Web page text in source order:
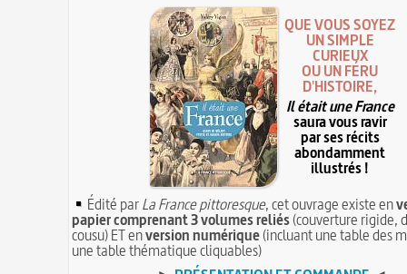
QUE VOUS SOYEZ
UN SIMPLE
CURIEUX
OU UN FÉRU
D'HISTOIRE,
Il était une France
saura vous ravir
par ses récits
abondamment
illustrés !
Édité parLa France pittoresque, cet ouvrage existe en
papier comprenant 3 volumes reliés(couverture rigide,
cousu) ET enversion numérique(incluant une table des
une table thématique cliquables)